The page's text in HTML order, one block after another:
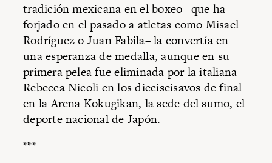
tradición mexicana en el boxeo –que ha
forjado en el pasado a atletas como Misael
Rodríguez o Juan Fabila– la convertía en
una esperanza de medalla, aunque en su
primera pelea fue eliminada por la italiana
Rebecca Nicoli en los dieciseisavos de final
en la Arena Kokugikan, la sede del sumo, el
deporte nacional de Japón.
***